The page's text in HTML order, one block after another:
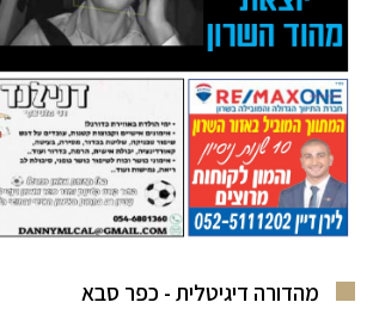
מהדורה דיגיטלית - כפר סבא